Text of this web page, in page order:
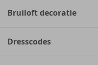
Bruiloft decoratie
Dresscodes